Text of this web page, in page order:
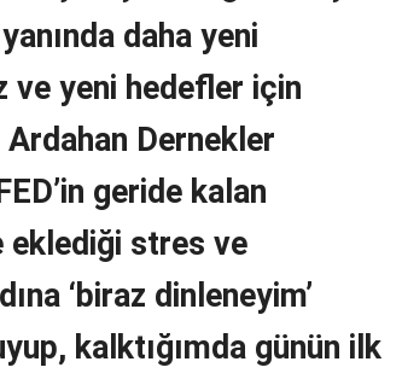
daha yeni
ve yeni hedefler için
Ardahan Dernekler
geride kalan
eklediği stres ve
‘biraz dinleneyim’
kalktığımda günün ilk